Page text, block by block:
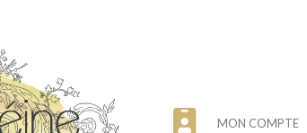
MON COMPTE